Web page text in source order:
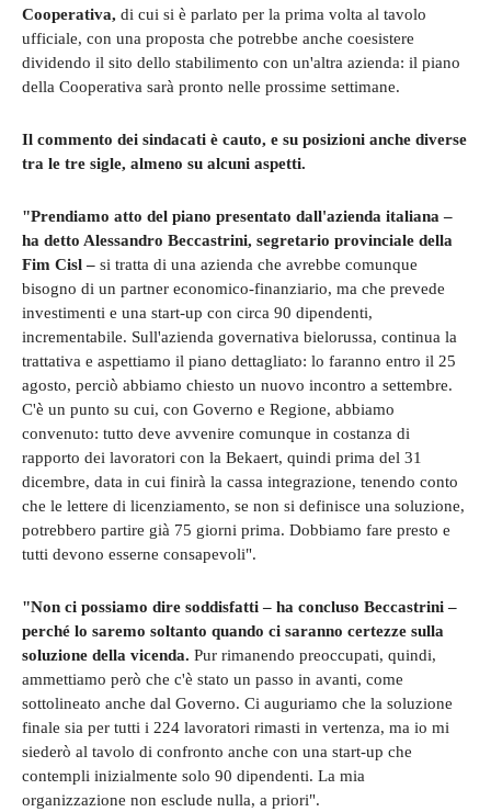
Cooperativa, di cui si è parlato per la prima volta al tavolo
ufficiale, con una proposta che potrebbe anche coesistere
dividendo il sito dello stabilimento con un'altra azienda: il piano
della Cooperativa sarà pronto nelle prossime settimane.
Il commento dei sindacati è cauto, e su posizioni anche diverse
tra le tre sigle, almeno su alcuni aspetti.
"Prendiamo atto del piano presentato dall'azienda italiana –
ha detto Alessandro Beccastrini, segretario provinciale della
Fim Cisl – si tratta di una azienda che avrebbe comunque
bisogno di un partner economico-finanziario, ma che prevede
investimenti e una start-up con circa 90 dipendenti,
incrementabile. Sull'azienda governativa bielorussa, continua la
trattativa e aspettiamo il piano dettagliato: lo faranno entro il 25
agosto, perciò abbiamo chiesto un nuovo incontro a settembre.
C'è un punto su cui, con Governo e Regione, abbiamo
convenuto: tutto deve avvenire comunque in costanza di
rapporto dei lavoratori con la Bekaert, quindi prima del 31
dicembre, data in cui finirà la cassa integrazione, tenendo conto
che le lettere di licenziamento, se non si definisce una soluzione,
potrebbero partire già 75 giorni prima. Dobbiamo fare presto e
tutti devono esserne consapevoli".
"Non ci possiamo dire soddisfatti – ha concluso Beccastrini –
perché lo saremo soltanto quando ci saranno certezze sulla
soluzione della vicenda. Pur rimanendo preoccupati, quindi,
ammettiamo però che c'è stato un passo in avanti, come
sottolineato anche dal Governo. Ci auguriamo che la soluzione
finale sia per tutti i 224 lavoratori rimasti in vertenza, ma io mi
siederò al tavolo di confronto anche con una start-up che
contempli inizialmente solo 90 dipendenti. La mia
organizzazione non esclude nulla, a priori".